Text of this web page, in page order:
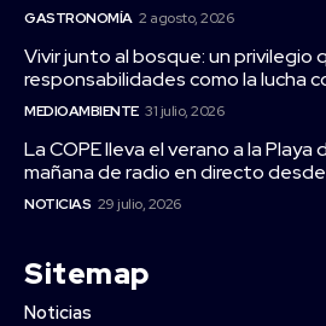
GASTRONOMÍA 2 agosto, 2026
Vivir junto al bosque: un privilegio
responsabilidades como la lucha
MEDIOAMBIENTE 31 julio, 2026
La COPE lleva el verano a la Playa
mañana de radio en directo
NOTICIAS 29 julio, 2026
Sitemap
Noticias